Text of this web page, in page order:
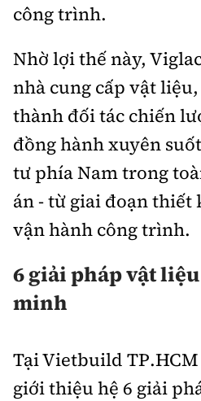
công trình.
Nhờ lợi thế này,
nhà cung cấp vật
thành đối tác chiến
đồng hành xuyên
tư phía Nam trong
án - từ giai đoạn thiết
vận hành công trình.
6 giải pháp vật
minh
Tại Vietbuild
giới thiệu hệ 6 giải